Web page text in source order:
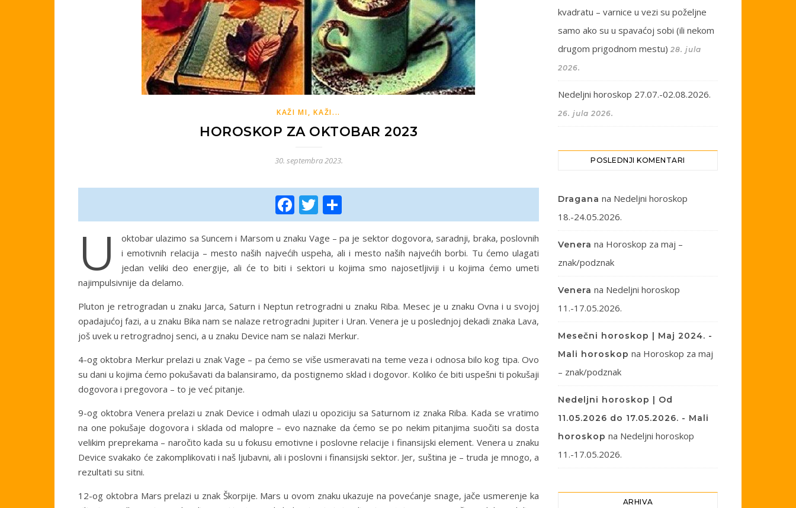
KAŽI MI, KAŽI...
HOROSKOP ZA OKTOBAR 2023
30. septembra 2023.
Facebook
Twitter
U
oktobar ulazimo sa Suncem i Marsom u znaku Vage – pa je sektor dogovora, saradnji, braka, poslovnih
i emotivnih relacija – mesto naših najvećih uspeha, ali i mesto naših najvećih borbi. Tu ćemo ulagati
jedan veliki deo energije, ali će to biti i sektori u kojima smo najosetljiviji i u kojima ćemo umeti
najimpulsivnije da delamo.
Pluton je retrogradan u znaku Jarca, Saturn i Neptun retrogradni u znaku Riba. Mesec je u znaku Ovna i u svojoj
opadajućoj fazi, a u znaku Bika nam se nalaze retrogradni Jupiter i Uran. Venera je u poslednjoj dekadi znaka Lava,
još uvek u retrogradnoj senci, a u znaku Device nam se nalazi Merkur.
4-og oktobra Merkur prelazi u znak Vage – pa ćemo se više usmeravati na teme veza i odnosa bilo kog tipa. Ovo
su dani u kojima ćemo pokušavati da balansiramo, da postignemo sklad i dogovor. Koliko će biti uspešni ti pokušaji
dogovora i pregovora – to je već pitanje.
9-og oktobra Venera prelazi u znak Device i odmah ulazi u opoziciju sa Saturnom iz znaka Riba. Kada se vratimo
na one pokušaje dogovora i sklada od malopre – evo naznake da ćemo se po nekim pitanjima suočiti sa dosta
velikim preprekama – naročito kada su u fokusu emotivne i poslovne relacije i finansijski element. Venera u znaku
Device svakako će zakomplikovati i naš ljubavni, ali i poslovni i finansijski sektor. Jer, suština je – truda je mnogo, a
rezultati su sitni.
12-og oktobra Mars prelazi u znak Škorpije. Mars u ovom znaku ukazuje na povećanje snage, jače usmerenje ka
kvadratu – varnice u vezi su poželjne
samo ako su u spavaćoj sobi (ili nekom
drugom prigodnom mestu) 28. jula
2026.
Nedeljni horoskop 27.07.-02.08.2026.
26. jula 2026.
POSLEDNJI KOMENTARI
Dragana na Nedeljni horoskop
18.-24.05.2026.
Venera na Horoskop za maj –
znak/podznak
Venera na Nedeljni horoskop
11.-17.05.2026.
Mesečni horoskop | Maj 2024. -
Mali horoskop na Horoskop za maj
– znak/podznak
Nedeljni horoskop | Od
11.05.2026 do 17.05.2026. - Mali
horoskop na Nedeljni horoskop
11.-17.05.2026.
ARHIVA